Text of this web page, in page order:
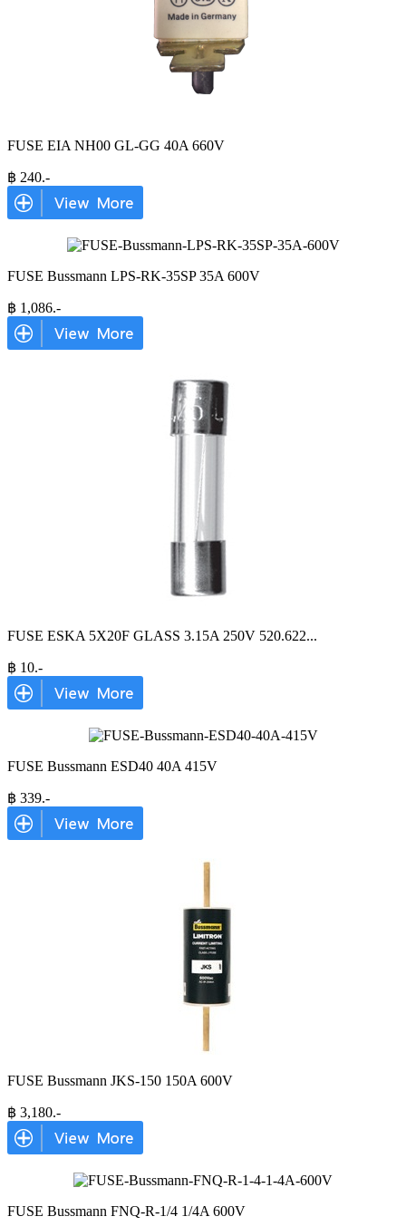
FUSE EIA NH00 GL-GG 40A 660V
฿ 240.-
FUSE Bussmann LPS-RK-35SP 35A 600V
฿ 1,086.-
FUSE ESKA 5X20F GLASS 3.15A 250V 520.622...
฿ 10.-
FUSE Bussmann ESD40 40A 415V
฿ 339.-
FUSE Bussmann JKS-150 150A 600V
฿ 3,180.-
FUSE Bussmann FNQ-R-1/4 1/4A 600V